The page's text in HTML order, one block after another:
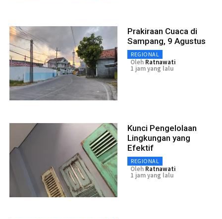
Prakiraan Cuaca di
Sampang, 9 Agustus
REGIONAL
Oleh Ratnawati
1 jam yang lalu
Kunci Pengelolaan
Lingkungan yang
Efektif
REGIONAL
Oleh Ratnawati
1 jam yang lalu